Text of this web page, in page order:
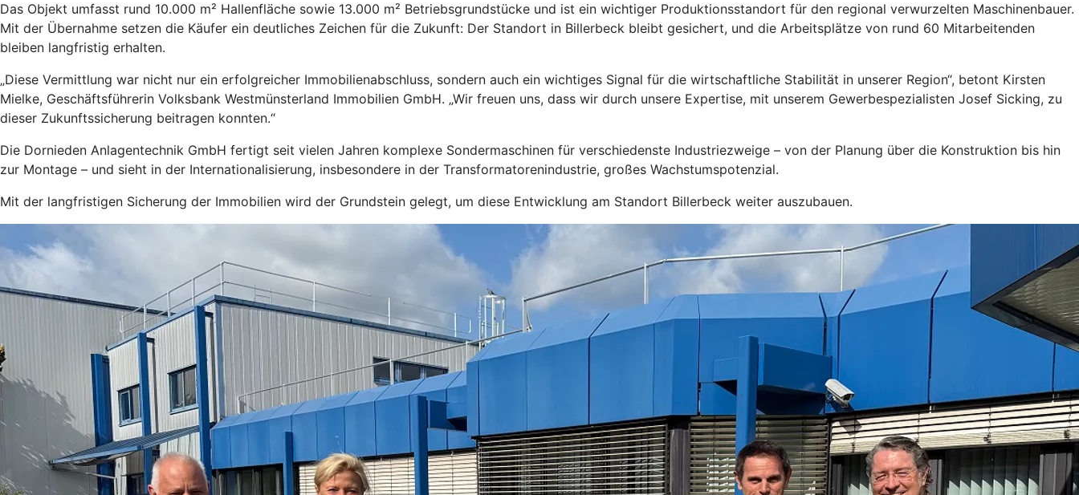
Das Objekt umfasst rund 10.000 m² Hallenfläche sowie 13.000 m² Betriebsgrundstücke und ist ein wichtiger Produktionsstandort für den regional verwurzelten Maschinenbauer.
Mit der Übernahme setzen die Käufer ein deutliches Zeichen für die Zukunft: Der Standort in Billerbeck bleibt gesichert, und die Arbeitsplätze von rund 60 Mitarbeitenden
bleiben langfristig erhalten.
„Diese Vermittlung war nicht nur ein erfolgreicher Immobilienabschluss, sondern auch ein wichtiges Signal für die wirtschaftliche Stabilität in unserer Region“, betont Kirsten
Mielke, Geschäftsführerin Volksbank Westmünsterland Immobilien GmbH. „Wir freuen uns, dass wir durch unsere Expertise, mit unserem Gewerbespezialisten Josef Sicking, zu
dieser Zukunftssicherung beitragen konnten.“
Die Dornieden Anlagentechnik GmbH fertigt seit vielen Jahren komplexe Sondermaschinen für verschiedenste Industriezweige – von der Planung über die Konstruktion bis hin
zur Montage – und sieht in der Internationalisierung, insbesondere in der Transformatorenindustrie, großes Wachstumspotenzial.
Mit der langfristigen Sicherung der Immobilien wird der Grundstein gelegt, um diese Entwicklung am Standort Billerbeck weiter auszubauen.